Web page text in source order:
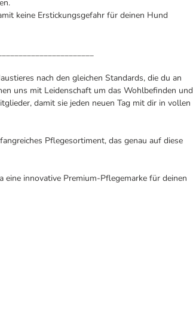
keine Erstickungsgefahr für deinen Hund
nach den gleichen Standards, die du an
uns mit Leidenschaft um das Wohlbefinden und
damit sie jeden neuen Tag mit dir in vollen
Pflegesortiment, das genau auf diese
eine innovative Premium-Pflegemarke für deinen